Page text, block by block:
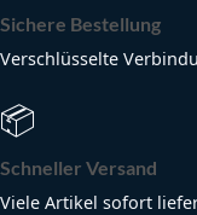
Sichere Bestellung
Verschlüsselte
📦
Schneller Versand
Viele Artikel sofort